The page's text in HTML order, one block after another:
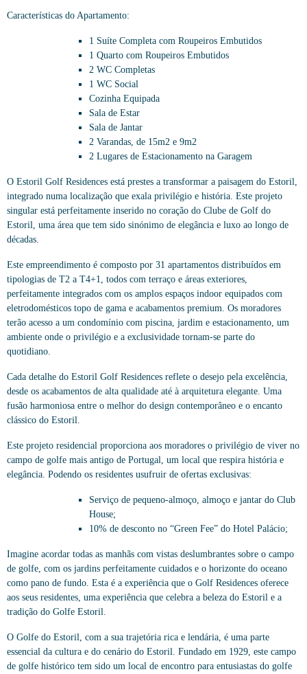
Características do Apartamento:
1 Suíte Completa com Roupeiros Embutidos
1 Quarto com Roupeiros Embutidos
2 WC Completas
1 WC Social
Cozinha Equipada
Sala de Estar
Sala de Jantar
2 Varandas, de 15m2 e 9m2
2 Lugares de Estacionamento na Garagem
O Estoril Golf Residences está prestes a transformar a paisagem do Estoril,
integrado numa localização que exala privilégio e história. Este projeto
singular está perfeitamente inserido no coração do Clube de Golf do
Estoril, uma área que tem sido sinónimo de elegância e luxo ao longo de
décadas.
Este empreendimento é composto por 31 apartamentos distribuídos em
tipologias de T2 a T4+1, todos com terraço e áreas exteriores,
perfeitamente integrados com os amplos espaços indoor equipados com
eletrodomésticos topo de gama e acabamentos premium. Os moradores
terão acesso a um condomínio com piscina, jardim e estacionamento, um
ambiente onde o privilégio e a exclusividade tornam-se parte do
quotidiano.
Cada detalhe do Estoril Golf Residences reflete o desejo pela excelência,
desde os acabamentos de alta qualidade até à arquitetura elegante. Uma
fusão harmoniosa entre o melhor do design contemporâneo e o encanto
clássico do Estoril.
Este projeto residencial proporciona aos moradores o privilégio de viver no
campo de golfe mais antigo de Portugal, um local que respira história e
elegância. Podendo os residentes usufruir de ofertas exclusivas:
Serviço de pequeno-almoço, almoço e jantar do Club
House;
10% de desconto no “Green Fee” do Hotel Palácio;
Imagine acordar todas as manhãs com vistas deslumbrantes sobre o campo
de golfe, com os jardins perfeitamente cuidados e o horizonte do oceano
como pano de fundo. Esta é a experiência que o Golf Residences oferece
aos seus residentes, uma experiência que celebra a beleza do Estoril e a
tradição do Golfe Estoril.
O Golfe do Estoril, com a sua trajetória rica e lendária, é uma parte
essencial da cultura e do cenário do Estoril. Fundado em 1929, este campo
de golfe histórico tem sido um local de encontro para entusiastas do golfe